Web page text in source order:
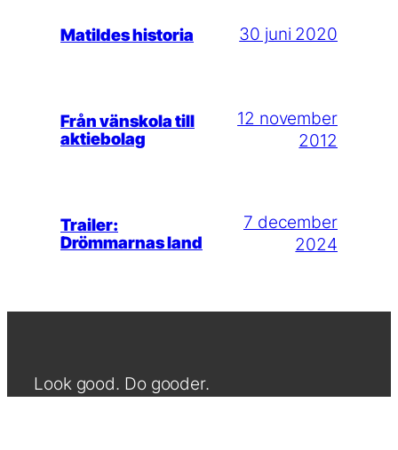
Matildes historia 30 juni 2020
Från vänskola till
aktiebolag
12 november
2012
Trailer:
Drömmarnas land
7 december
2024
Look good. Do gooder.